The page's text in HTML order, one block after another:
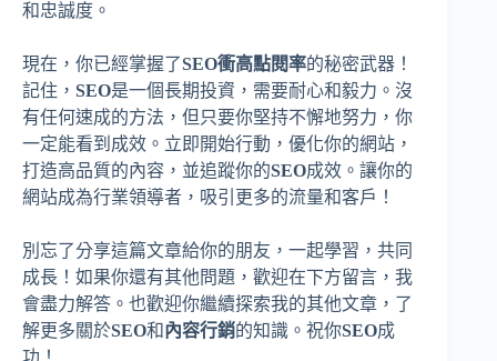
和忠誠度。
現在，你已經掌握了SEO衝高點閱率的秘密武器！
記住， SEO是一個長期投資，需要耐心和毅力。沒
有任何速成的方法，但只要你堅持不懈地努力，你
一定能看到成效。立即開始行動，優化你的網站，
打造高品質的內容，並追蹤你的SEO成效。讓你的
網站成為行業領導者，吸引更多的流量和客戶！
別忘了分享這篇文章給你的朋友，一起學習，共同
成長！如果你還有其他問題，歡迎在下方留言，我
會盡力解答。也歡迎你繼續探索我的其他文章，了
解更多關於SEO和內容行銷的知識。祝你SEO成